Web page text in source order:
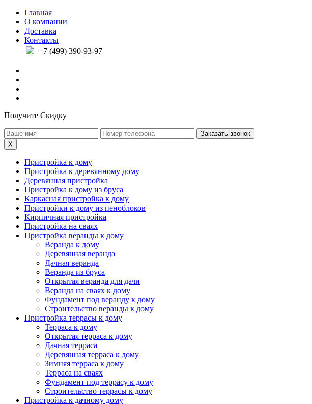
Главная
О компании
Доставка
Контакты
+7 (499) 390-93-97
Получите Скидку
X
Пристройка к дому
Пристройка к деревянному дому
Деревянная пристройка
Пристройка к дому из бруса
Каркасная пристройка к дому
Пристройки к дому из пеноблоков
Кирпичная пристройка
Пристройка на сваях
Пристройка веранды к дому
Веранда к дому
Деревянная веранда
Дачная веранда
Веранда из бруса
Открытая веранда для дачи
Веранда на сваях к дому
Фундамент под веранду к дому
Строительство веранды к дому
Пристройка террасы к дому
Терраса к дому
Открытая терраса к дому
Дачная терраса
Деревянная терраса к дому
Зимняя терраса к дому
Терраса на сваях
Фундамент под террасу к дому
Строительство террасы к дому
Пристройка к дачному дому